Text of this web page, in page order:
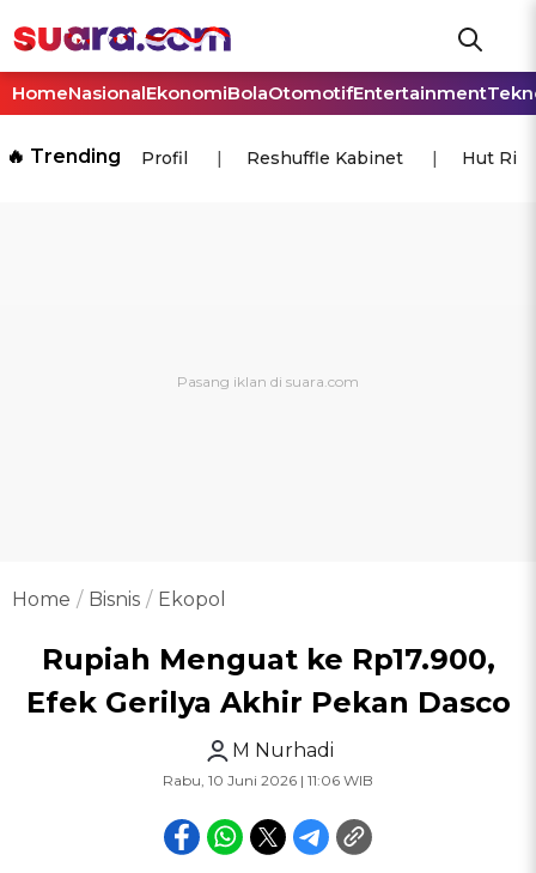
HomeNasionalEkonomiBolaOtomotifEntertainment
🔥 Trending Profil Reshuffle Kabinet Hut Ri
Home Bisnis Ekopol
Rupiah Menguat ke Rp17.900,
Efek Gerilya Akhir Pekan Dasco
M Nurhadi
Rabu, 10 Juni 2026 | 11:06 WIB